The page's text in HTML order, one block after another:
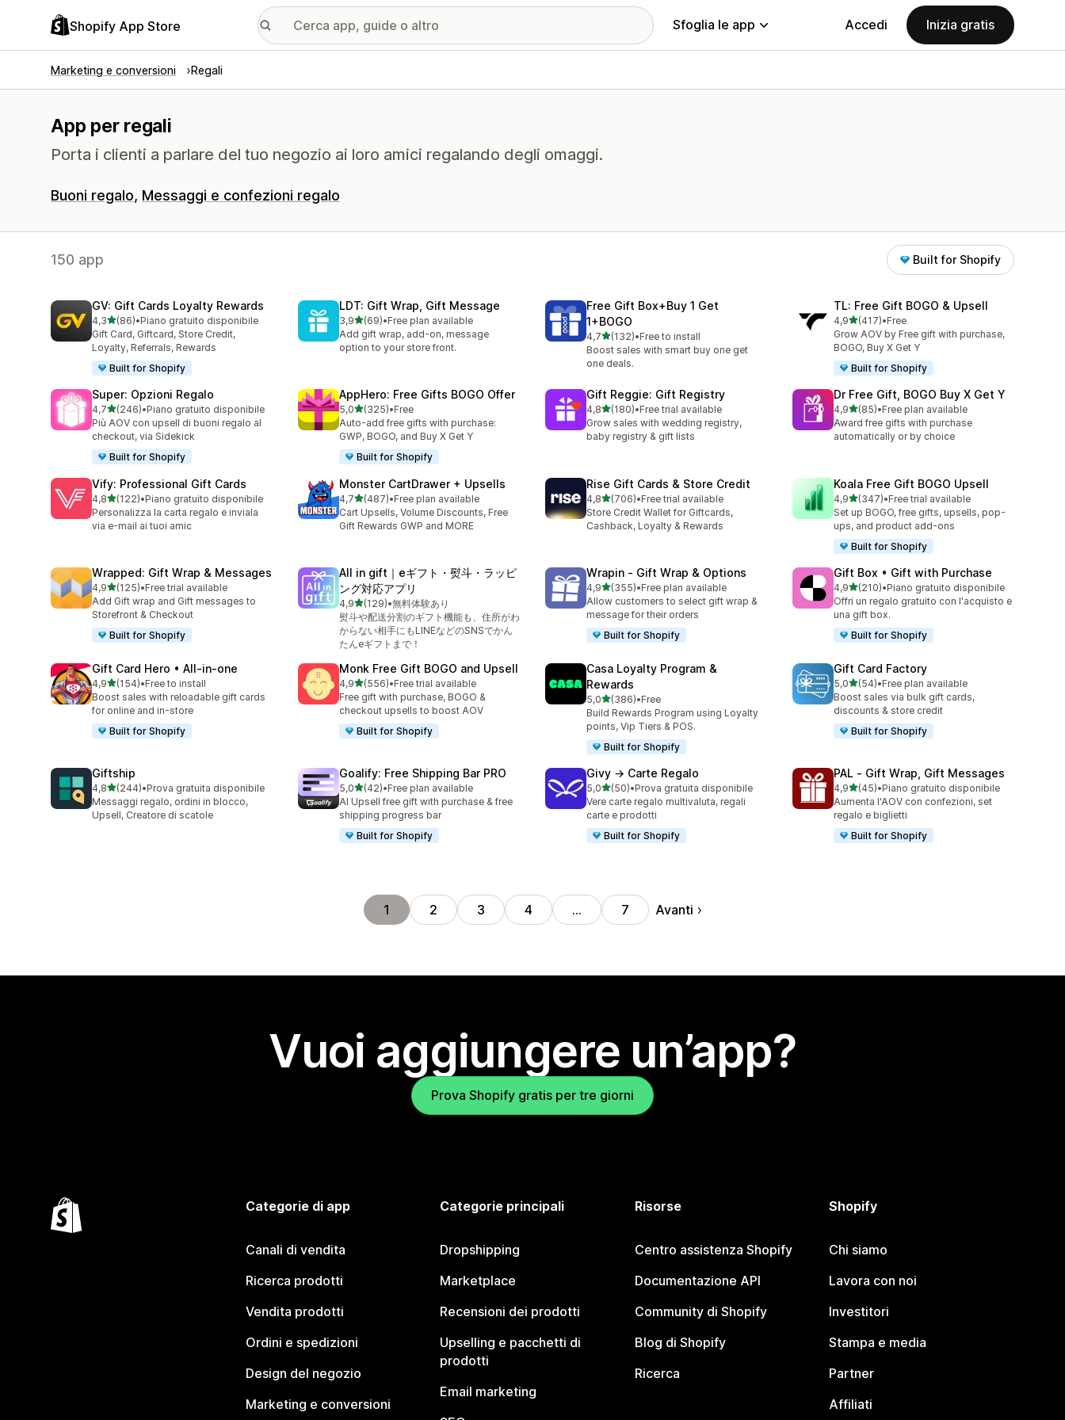
Shopify App Store Sfoglia le app Accedi Inizia gratis
Marketing e conversioni Regali
App per regali
Porta i clienti a parlare del tuo negozio ai loro amici regalando degli omaggi.
Buoni regalo Messaggi e confezioni regalo
150 app Built for Shopify
GV: Gift Cards Loyalty Rewards
4,3stelle su 5
(86)
86 recensioni totali
•Piano gratuito disponibile
Gift Card, Giftcard, Store Credit,
Loyalty, Referrals, Rewards
Built for Shopify
LDT: Gift Wrap, Gift Message
3,9stelle su 5
(69)
69 recensioni totali
•Free plan available
Add gift wrap, add-on, message
option to your store front.
Free Gift Box+Buy 1 Get
1+BOGO
4,7stelle su 5
(132)
132 recensioni totali
•Free to install
Boost sales with smart buy one get
one deals.
TL: Free Gift BOGO & Upsell
4,9stelle su 5
(417)
417 recensioni totali
•Free
Grow AOV by Free gift with purchase,
BOGO, Buy X Get Y
Built for Shopify
Super: Opzioni Regalo
4,7stelle su 5
(246)
246 recensioni totali
•Piano gratuito disponibile
Più AOV con upsell di buoni regalo al
checkout, via Sidekick
Built for Shopify
AppHero: Free Gifts BOGO Offer
5,0stelle su 5
(325)
325 recensioni totali
•Free
Auto-add free gifts with purchase:
GWP, BOGO, and Buy X Get Y
Built for Shopify
Gift Reggie: Gift Registry
4,8stelle su 5
(180)
180 recensioni totali
•Free trial available
Grow sales with wedding registry,
baby registry & gift lists
Dr Free Gift, BOGO Buy X Get Y
4,9stelle su 5
(85)
85 recensioni totali
•Free plan available
Award free gifts with purchase
automatically or by choice
Vify: Professional Gift Cards
4,8stelle su 5
(122)
122 recensioni totali
•Piano gratuito disponibile
Personalizza la carta regalo e inviala
via e-mail ai tuoi amic
Monster CartDrawer + Upsells
4,7stelle su 5
(487)
487 recensioni totali
•Free plan available
Cart Upsells, Volume Discounts, Free
Gift Rewards GWP and MORE
Rise Gift Cards & Store Credit
4,8stelle su 5
(706)
706 recensioni totali
•Free trial available
Store Credit Wallet for Giftcards,
Cashback, Loyalty & Rewards
Koala Free Gift BOGO Upsell
4,9stelle su 5
(347)
347 recensioni totali
•Free trial available
Set up BOGO, free gifts, upsells, pop-
ups, and product add-ons
Built for Shopify
Wrapped: Gift Wrap & Messages
4,9stelle su 5
(125)
125 recensioni totali
•Free trial available
Add Gift wrap and Gift messages to
Storefront & Checkout
Built for Shopify
All in gift｜eギフト・熨斗・ラッピ
ング対応アプリ
4,9stelle su 5
(129)
129 recensioni totali
•無料体験あり
熨斗や配送分割のギフト機能も、住所がわ
からない相手にもLINEなどのSNSでかん
たんeギフトまで！
Wrapin ‑ Gift Wrap & Options
4,9stelle su 5
(355)
355 recensioni totali
•Free plan available
Allow customers to select gift wrap &
message for their orders
Built for Shopify
Gift Box • Gift with Purchase
4,9stelle su 5
(210)
210 recensioni totali
•Piano gratuito disponibile
Offri un regalo gratuito con l'acquisto e
una gift box.
Built for Shopify
Gift Card Hero • All‑in‑one
4,9stelle su 5
(154)
154 recensioni totali
•Free to install
Boost sales with reloadable gift cards
for online and in-store
Built for Shopify
Monk Free Gift BOGO and Upsell
4,9stelle su 5
(556)
556 recensioni totali
•Free trial available
Free gift with purchase, BOGO &
checkout upsells to boost AOV
Built for Shopify
Casa Loyalty Program &
Rewards
5,0stelle su 5
(386)
386 recensioni totali
•Free
Build Rewards Program using Loyalty
points, Vip Tiers & POS.
Built for Shopify
Gift Card Factory
5,0stelle su 5
(54)
54 recensioni totali
•Free plan available
Boost sales via bulk gift cards,
discounts & store credit
Built for Shopify
Giftship
4,8stelle su 5
(244)
244 recensioni totali
•Prova gratuita disponibile
Messaggi regalo, ordini in blocco,
Upsell, Creatore di scatole
Goalify: Free Shipping Bar PRO
5,0stelle su 5
(42)
42 recensioni totali
•Free plan available
AI Upsell free gift with purchase & free
shipping progress bar
Built for Shopify
Givy → Carte Regalo
5,0stelle su 5
(50)
50 recensioni totali
•Prova gratuita disponibile
Vere carte regalo multivaluta, regali
carte e prodotti
Built for Shopify
PAL ‑ Gift Wrap, Gift Messages
4,9stelle su 5
(45)
45 recensioni totali
•Piano gratuito disponibile
Aumenta l'AOV con confezioni, set
regalo e biglietti
Built for Shopify
1 2 3 4 … 7 Avanti
Vuoi aggiungere un’app?
Prova Shopify gratis per tre giorni
Categorie di app
Canali di vendita
Ricerca prodotti
Vendita prodotti
Ordini e spedizioni
Design del negozio
Marketing e conversioni
Categorie principali
Dropshipping
Marketplace
Recensioni dei prodotti
Upselling e pacchetti di
prodotti
Email marketing
Risorse
Centro assistenza Shopify
Documentazione API
Community di Shopify
Blog di Shopify
Ricerca
Shopify
Chi siamo
Lavora con noi
Investitori
Stampa e media
Partner
Affiliati